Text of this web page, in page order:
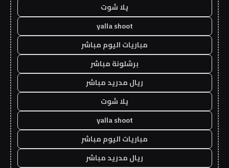
يلا شوت
yalla shoot
مباريات اليوم مباشر
برشلونة مباشر
ريال مدريد مباشر
يلا شوت
yalla shoot
مباريات اليوم مباشر
ريال مدريد مباشر